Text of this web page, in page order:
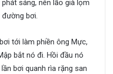
sáng, nên lão già lọm
bơi.
tới làm phiền ông Mực,
bắt nó đi. Hồi đầu nó
bơi quanh rìa rặng san